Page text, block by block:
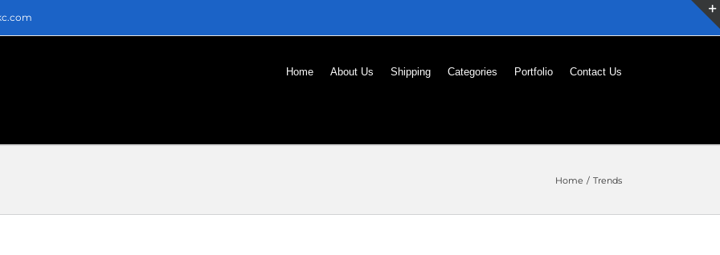
Home About Us Shipping Categories Portfolio Contact Us
Home Trends